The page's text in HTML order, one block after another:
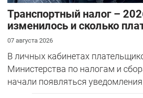
Транспортный налог –
изменилось и сколько
07 августа 2026
В личных кабинетах
Министерства по налогам и
начали появляться